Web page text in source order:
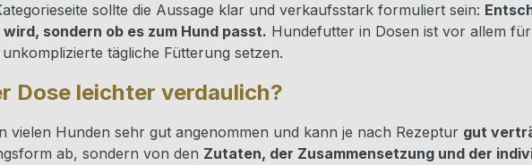
sollte die Aussage klar und verkaufsstark formuliert sein:
sondern ob es zum Hund passt. Hundefutter in Dosen ist vor allem
tägliche Fütterung setzen.
Dose leichter verdaulich?
vielen Hunden sehr gut angenommen und kann je nach Rezeptur gut
ab, sondern von den Zutaten, der Zusammensetzung und der